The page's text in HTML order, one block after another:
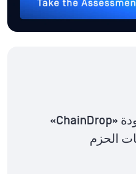
عودة «شاي-هولود»: دودة «ChainDrop»